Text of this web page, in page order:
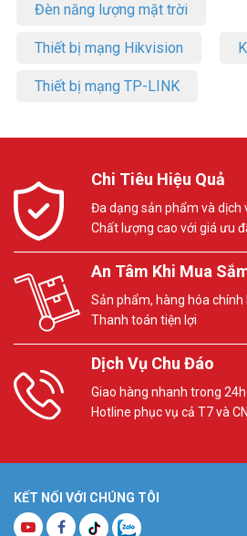
Đèn năng lượng mặt trời
Thiết bị mạng Hikvision
Thiết bị mạng TP-LINK
Chi Tiêu Hiệu Quả
Đa dạng sản phẩm và dịch
Chất lượng cao với giá ưu
An Tâm Khi Mua
Sản phẩm, hàng hóa chính
Thanh toán tiện lợi
Dịch Vụ Chu Đáo
Giao hàng nhanh trong 24h
Hotline phục vụ cả T7 và CN
KẾT NỐI VỚI CHÚNG TÔI